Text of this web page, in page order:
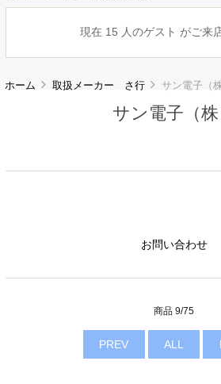
現在 15 人のゲスト がご来
ホーム 取扱メーカー さ行 サン電子（株
サン電子（株
お問い合わせ
商品 9/75
PREV ALL